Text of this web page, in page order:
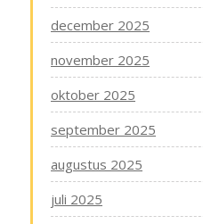
december 2025
november 2025
oktober 2025
september 2025
augustus 2025
juli 2025